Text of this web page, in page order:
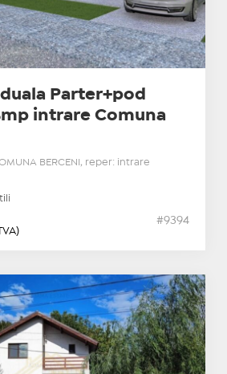
Parter+pod
intrare Comuna
BERCENI, reper: intrare
#9394